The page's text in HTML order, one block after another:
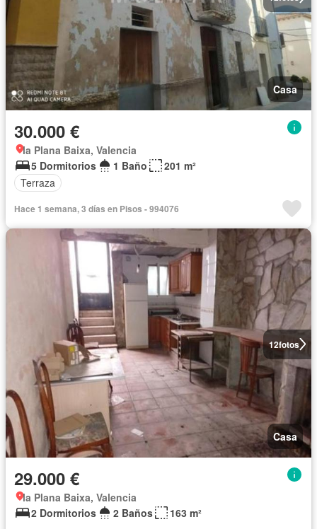
Casa
30.000 €
la Plana Baixa, Valencia
5 Dormitorios
1 Baño
201 m²
Terraza
Hace 1 semana, 3 días en Pisos - 994076
12fotos
Casa
29.000 €
la Plana Baixa, Valencia
2 Dormitorios
2 Baños 163 m²